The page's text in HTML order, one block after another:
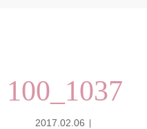
100_1037
2017.02.06